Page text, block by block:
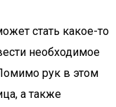
стать какое-то
необходимое
рук в этом
а также